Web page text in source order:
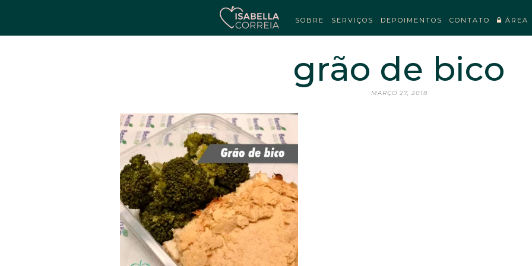
SOBRE SERVIÇOS DEPOIMENTOS CONTATO ÁREA
grão de bico
MARÇO 27, 2018